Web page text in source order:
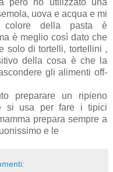
però ho utilizzato una
uova e acqua e mi
della pasta è
è meglio così dato che
solo di tortelli, tortellini ,
della cosa è che la
gli alimenti off-
preparare un ripieno
si usa per fare i tipici
prepara sempre a
e le